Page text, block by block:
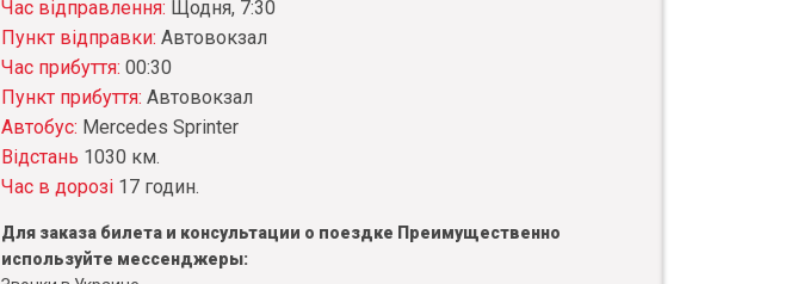
Час відправлення: Щодня, 7:30
Пункт відправки: Автовокзал
Час прибуття: 00:30
Пункт прибуття: Автовокзал
Автобус: Mercedes Sprinter
Відстань 1030 км.
Час в дорозі 17 годин.
Для заказа билета и консультации о поездке Преимущественно
используйте мессенджеры: